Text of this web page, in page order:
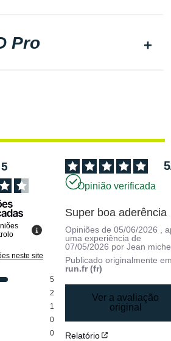
Pro
5
neste site
5
2
1
0
0
5
Opinião verificada
Super boa aderência
Opiniões de05/06/2026
,
uma experiência de
07/05/2026 porJean
Publicado originalmente
run.fr (fr)
Ver a avaliação
original
Relatório